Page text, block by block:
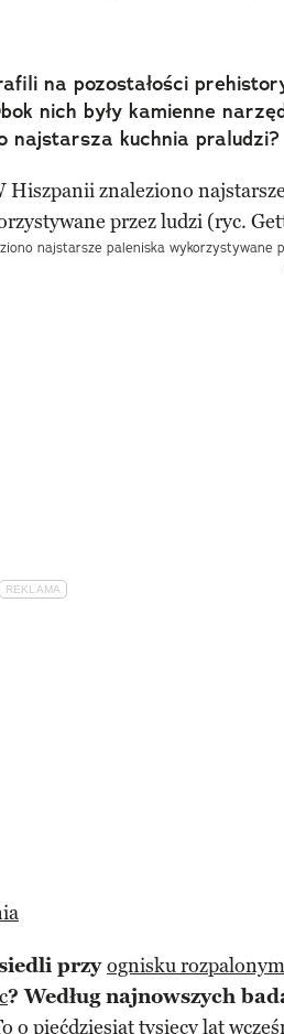
na pozostałości
nich były kamienne
najstarsza kuchnia praludzi?
najstarsze paleniska wykorzystywane
przyognisku rozpalonym
? Według najnowszych
o pięćdziesiąt tysięcy lat